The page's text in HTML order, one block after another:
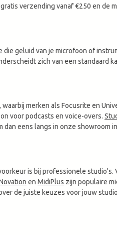
verzending vanaf €250 en de
die geluid van je microfoon of
zich van een standaard
merken als Focusrite en
voor podcasts en voice-overs.
eens langs in onze showroom
is bij professionele studio's.
en MidiPlus zijn populaire
de juiste keuzes voor jouw